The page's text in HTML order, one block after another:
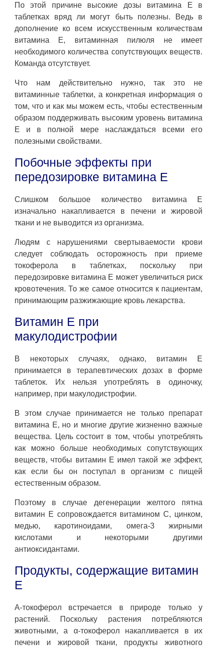
По этой причине высокие дозы витамина Е в
таблетках вряд ли могут быть полезны. Ведь в
дополнение ко всем искусственным количествам
витамина Е, витаминная пилюля не имеет
необходимого количества сопутствующих веществ.
Команда отсутствует.
Что нам действительно нужно, так это не
витаминные таблетки, а конкретная информация о
том, что и как мы можем есть, чтобы естественным
образом поддерживать высоким уровень витамина
Е и в полной мере наслаждаться всеми его
полезными свойствами.
Побочные эффекты при
передозировке витамина Е
Слишком большое количество витамина Е
изначально накапливается в печени и жировой
ткани и не выводится из организма.
Людям с нарушениями свертываемости крови
следует соблюдать осторожность при приеме
токоферола в таблетках, поскольку при
передозировке витамина Е может увеличиться риск
кровотечения. То же самое относится к пациентам,
принимающим разжижающие кровь лекарства.
Витамин Е при
макулодистрофии
В некоторых случаях, однако, витамин Е
принимается в терапевтических дозах в форме
таблеток. Их нельзя употреблять в одиночку,
например, при макулодистрофии.
В этом случае принимается не только препарат
витамина Е, но и многие другие жизненно важные
вещества. Цель состоит в том, чтобы употреблять
как можно больше необходимых сопутствующих
веществ, чтобы витамин Е имел такой же эффект,
как если бы он поступал в организм с пищей
естественным образом.
Поэтому в случае дегенерации желтого пятна
витамин Е сопровождается витамином С, цинком,
медью, каротиноидами, омега-3 жирными
кислотами и некоторыми другими
антиоксидантами.
Продукты, содержащие витамин
Е
Α-токоферол встречается в природе только у
растений. Поскольку растения потребляются
животными, а α-токоферол накапливается в их
печени и жировой ткани, продукты животного